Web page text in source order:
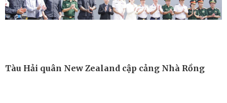
Chuyển đổi số
Nhi khoa
Nam khoa
Tàu Hải quân New Zealand cập cảng Nhà Rồng